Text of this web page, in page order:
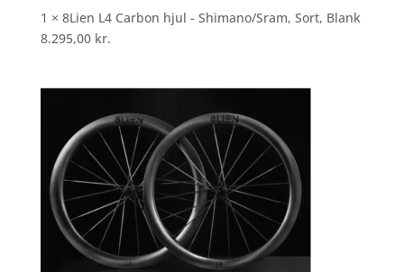
1 × 8Lien L4 Carbon hjul - Shimano/Sram, Sort, Blank
8.295,00 kr.